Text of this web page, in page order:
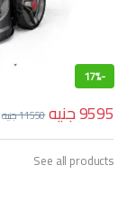
-
17%
9595جنيه11550جنيه
See all products